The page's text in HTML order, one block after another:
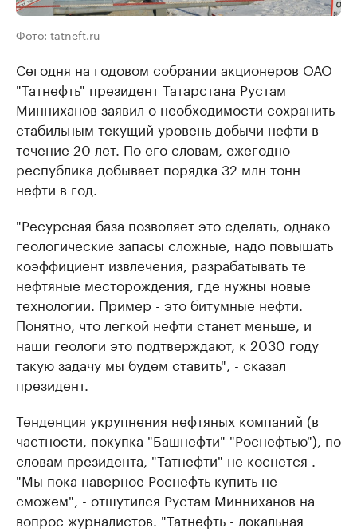
Фото: tatneft.ru
Сегодня на годовом собрании акционеров ОАО
"Татнефть" президент Татарстана Рустам
Минниханов заявил о необходимости сохранить
стабильным текущий уровень добычи нефти в
течение 20 лет. По его словам, ежегодно
республика добывает порядка 32 млн тонн
нефти в год.
"Ресурсная база позволяет это сделать, однако
геологические запасы сложные, надо повышать
коэффициент извлечения, разрабатывать те
нефтяные месторождения, где нужны новые
технологии. Пример - это битумные нефти.
Понятно, что легкой нефти станет меньше, и
наши геологи это подтверждают, к 2030 году
такую задачу мы будем ставить", - сказал
президент.
Тенденция укрупнения нефтяных компаний (в
частности, покупка "Башнефти" "Роснефтью"), по
словам президента, "Татнефти" не коснется .
"Мы пока наверное Роснефть купить не
сможем", - отшутился Рустам Минниханов на
вопрос журналистов. "Татнефть - локальная